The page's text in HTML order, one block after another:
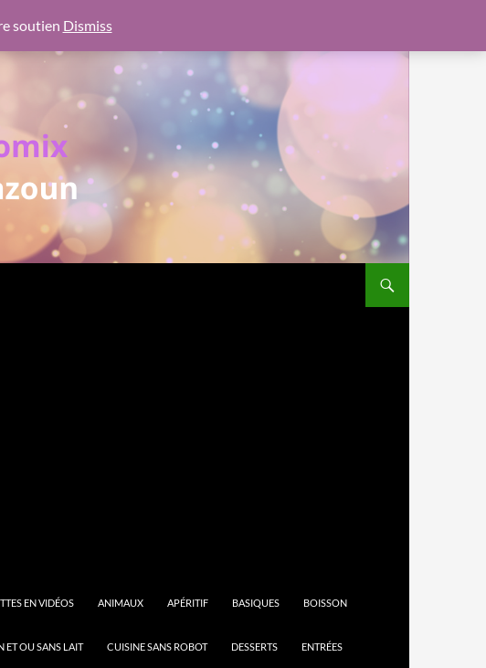
EN VIDÉOS ANIMAUX APÉRITIF BASIQUES BOISSON
ET OU SANS LAIT CUISINE SANS ROBOT DESSERTS ENTRÉES
soutien Dismiss